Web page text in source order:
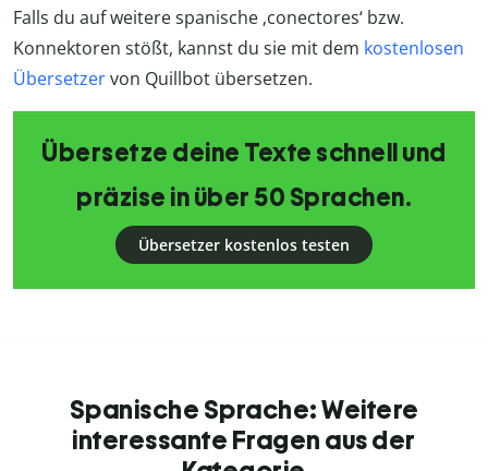
Falls du auf weitere spanische ‚conectores‘ bzw.
Konnektoren stößt, kannst du sie mit dem kostenlosen
Übersetzervon Quillbot übersetzen.
Übersetze deine Texte schnell und
präzise in über 50 Sprachen.
Übersetzer kostenlos testen
Spanische Sprache: Weitere
interessante Fragen aus der